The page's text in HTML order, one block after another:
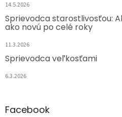
14.5.2026
Sprievodca starostlivosťou:
ako novú po celé roky
11.3.2026
Sprievodca veľkosťami
6.3.2026
Facebook